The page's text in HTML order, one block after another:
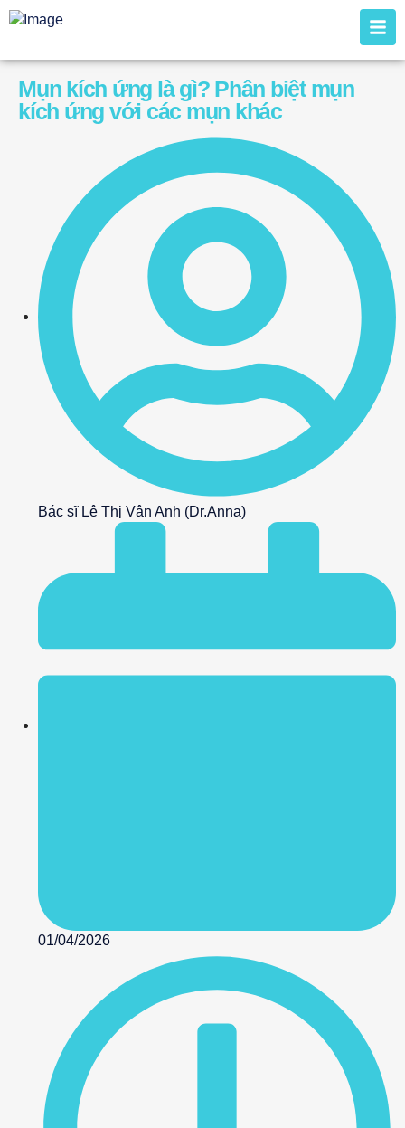
Mụn kích ứng là gì? Phân biệt mụn
kích ứng với các mụn khác
Bác sĩ Lê Thị Vân Anh (Dr.Anna)
01/04/2026